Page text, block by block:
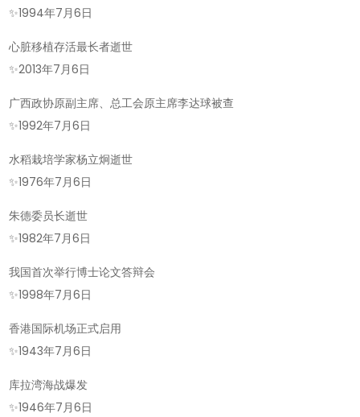
✨1994年7月6日
心脏移植存活最长者逝世
✨2013年7月6日
广西政协原副主席、总工会原主席李达球被查
✨1992年7月6日
水稻栽培学家杨立炯逝世
✨1976年7月6日
朱德委员长逝世
✨1982年7月6日
我国首次举行博士论文答辩会
✨1998年7月6日
香港国际机场正式启用
✨1943年7月6日
库拉湾海战爆发
✨1946年7月6日